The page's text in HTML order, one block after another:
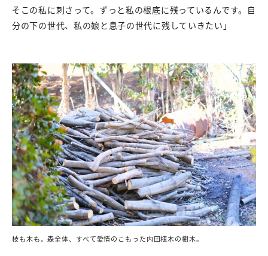
そこの私に刺さって。ずっと私の根底に残っているんです。自
分の下の世代、私の娘と息子の世代に残していきたい」
枝も木も。森全体、すべて愛情のこもった内田植木の樹木。